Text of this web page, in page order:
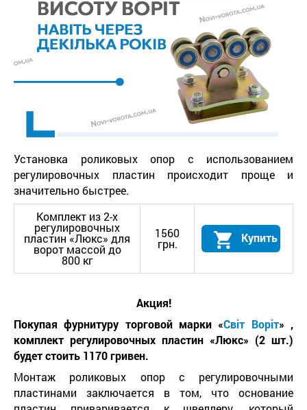
Установка роликовых опор с использованием
регулировочных пластин происходит проще и
значительно быстрее.
Комплект из 2-х
регулировочных
пластин «Люкс» для
ворот массой до
800 кг
1560
грн. Купить
Акция!
Покупая фурнитуру торговой марки «Світ Воріт» ,
комплект регулировочных пластин «Люкс» (2 шт.)
будет стоить 1170 гривен.
Монтаж роликовых опор с регулировочными
пластинами заключается в том, что основание